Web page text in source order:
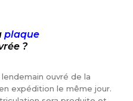
plaque
?
ouvré de la
expédition le même jour.